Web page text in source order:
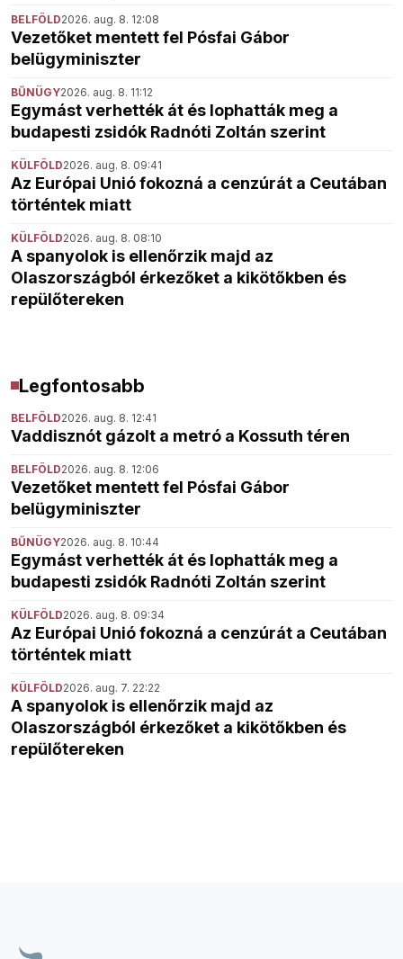
BELFÖLD2026. aug. 8. 12:08
Vezetőket mentett fel Pósfai Gábor
belügyminiszter
BŰNÜGY2026. aug. 8. 11:12
Egymást verhették át és lophatták meg a
budapesti zsidók Radnóti Zoltán szerint
KÜLFÖLD2026. aug. 8. 09:41
Az Európai Unió fokozná a cenzúrát a Ceutában
történtek miatt
KÜLFÖLD2026. aug. 8. 08:10
A spanyolok is ellenőrzik majd az
Olaszországból érkezőket a kikötőkben és
repülőtereken
Legfontosabb
BELFÖLD2026. aug. 8. 12:41
Vaddisznót gázolt a metró a Kossuth téren
BELFÖLD2026. aug. 8. 12:06
Vezetőket mentett fel Pósfai Gábor
belügyminiszter
BŰNÜGY2026. aug. 8. 10:44
Egymást verhették át és lophatták meg a
budapesti zsidók Radnóti Zoltán szerint
KÜLFÖLD2026. aug. 8. 09:34
Az Európai Unió fokozná a cenzúrát a Ceutában
történtek miatt
KÜLFÖLD2026. aug. 7. 22:22
A spanyolok is ellenőrzik majd az
Olaszországból érkezőket a kikötőkben és
repülőtereken